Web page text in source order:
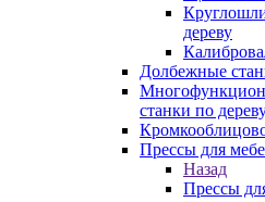
дереву
Долбежные
станки по
Прессы для
Назад
Прессы